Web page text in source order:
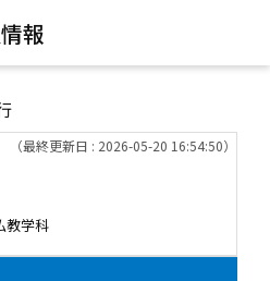
報
（最終更新日 : 2026-05-20 16:54:50）
教学科